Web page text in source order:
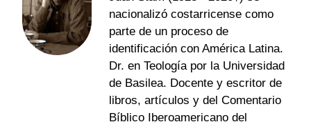
nacionalizó costarricense como
parte de un proceso de
identificación con América Latina.
Dr. en Teología por la Universidad
de Basilea. Docente y escritor de
libros, artículos y del Comentario
Bíblico Iberoamericano del